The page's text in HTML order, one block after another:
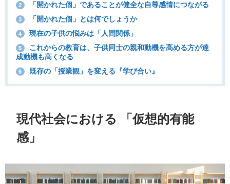
2 「開かれた個」であることが健全な自尊感情につながる
3 「開かれた個」とは何でしょうか
4 現在の子供の悩みは「人間関係」
5
これからの教育は、子供同士の親和動機を高める方が達
成動機も高くなる
6 既存の「授業観」を変える『学び合い』
現代社会における 「仮想的有能
感」